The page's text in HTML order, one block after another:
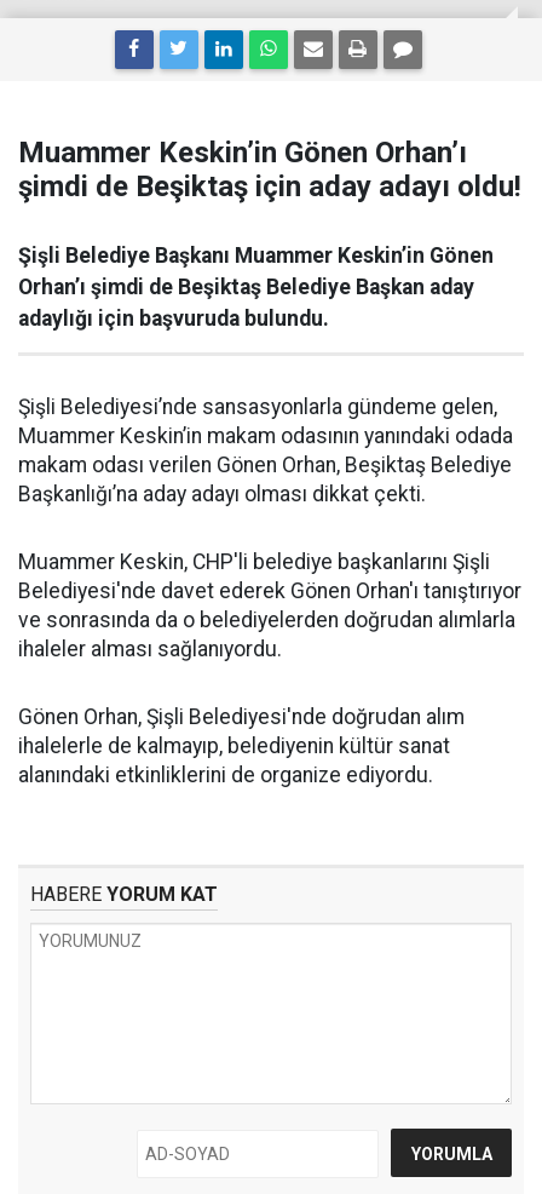
Muammer Keskin’in Gönen Orhan’ı
şimdi de Beşiktaş için aday adayı oldu!
Şişli Belediye Başkanı Muammer Keskin’in Gönen
Orhan’ı şimdi de Beşiktaş Belediye Başkan aday
adaylığı için başvuruda bulundu.
Şişli Belediyesi’nde sansasyonlarla gündeme gelen,
Muammer Keskin’in makam odasının yanındaki odada
makam odası verilen Gönen Orhan, Beşiktaş Belediye
Başkanlığı’na aday adayı olması dikkat çekti.
Muammer Keskin, CHP'li belediye başkanlarını Şişli
Belediyesi'nde davet ederek Gönen Orhan'ı tanıştırıyor
ve sonrasında da o belediyelerden doğrudan alımlarla
ihaleler alması sağlanıyordu.
Gönen Orhan, Şişli Belediyesi'nde doğrudan alım
ihalelerle de kalmayıp, belediyenin kültür sanat
alanındaki etkinliklerini de organize ediyordu.
HABERE YORUM KAT